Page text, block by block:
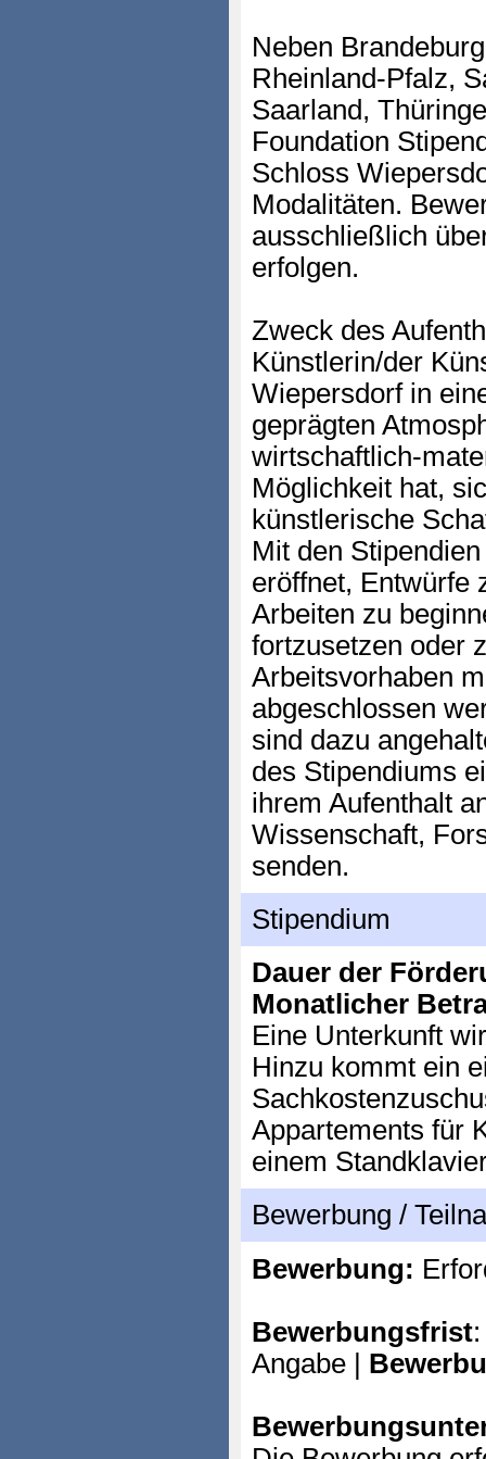
Neben
Rheinland-Pfalz,
Saarland,
Foundation
Schloss
Modalitäten.
ausschließlich
erfolgen.
Zweck des
Künstlerin/der
Wiepersdorf in
geprägten
wirtschaftlich-
Möglichkeit hat,
künstlerische
Mit den
eröffnet, Entwürfe
Arbeiten zu
fortzusetzen oder
Arbeitsvorhaben
abgeschlossen
sind dazu
des Stipendiums
ihrem Aufenthalt
Wissenschaft,
senden.
Stipendium
Dauer der
Monatlicher
Eine Unterkunft
Hinzu kommt ein
Appartements für
einem
Bewerbung /
Bewerbung:
Bewerbungsfrist
Angabe |